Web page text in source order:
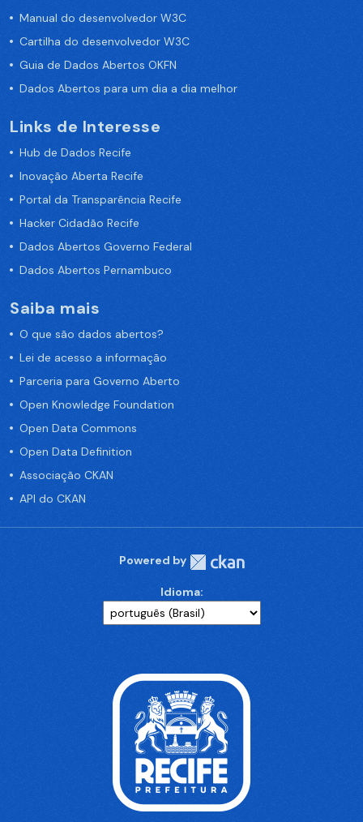
Manual do desenvolvedor W3C
Cartilha do desenvolvedor W3C
Guia de Dados Abertos OKFN
Dados Abertos para um dia a dia melhor
Links de Interesse
Hub de Dados Recife
Inovação Aberta Recife
Portal da Transparência Recife
Hacker Cidadão Recife
Dados Abertos Governo Federal
Dados Abertos Pernambuco
Saiba mais
O que são dados abertos?
Lei de acesso a informação
Parceria para Governo Aberto
Open Knowledge Foundation
Open Data Commons
Open Data Definition
Associação CKAN
API do CKAN
Powered by
Idioma